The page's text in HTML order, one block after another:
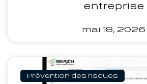
entreprise
mai 18, 2026
Prévention des risques